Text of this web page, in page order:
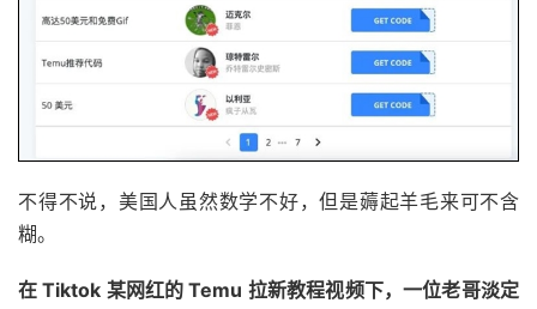
不得不说，美国人虽然数学不好，但是薅起羊毛来可不含
糊。
在 Tiktok 某网红的 Temu 拉新教程视频下，一位老哥淡定